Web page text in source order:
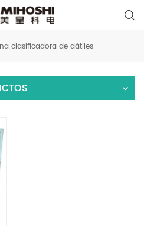
clasificadora de dátiles